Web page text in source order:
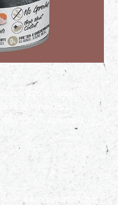
από στομάχι
γαλοπούλας,
2% ιπποφαές
ακατέργαστο λίπος